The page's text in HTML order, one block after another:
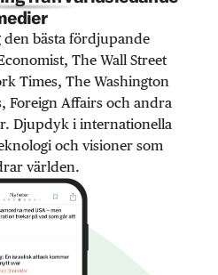
den bästa fördjupande
The Wall Street
Times, The Washington
Foreign Affairs och andra
Djupdyk i internationella
och visioner som
världen.